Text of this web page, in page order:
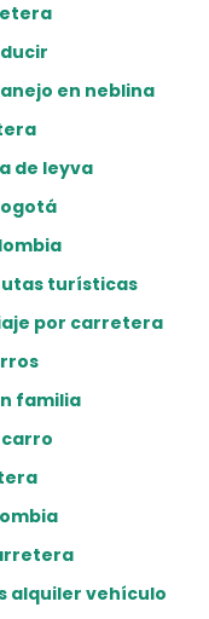
en neblina
de leyva
turísticas
por carretera
familia
alquiler vehículo